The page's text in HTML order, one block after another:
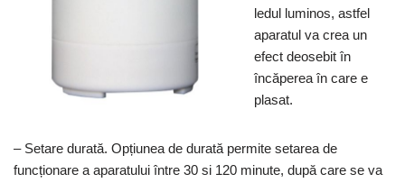
ledul luminos, astfel
aparatul va crea un
efect deosebit în
încăperea în care e
plasat.
– Setare durată. Opțiunea de durată permite setarea de
funcționare a aparatului între 30 si 120 minute, după care se va